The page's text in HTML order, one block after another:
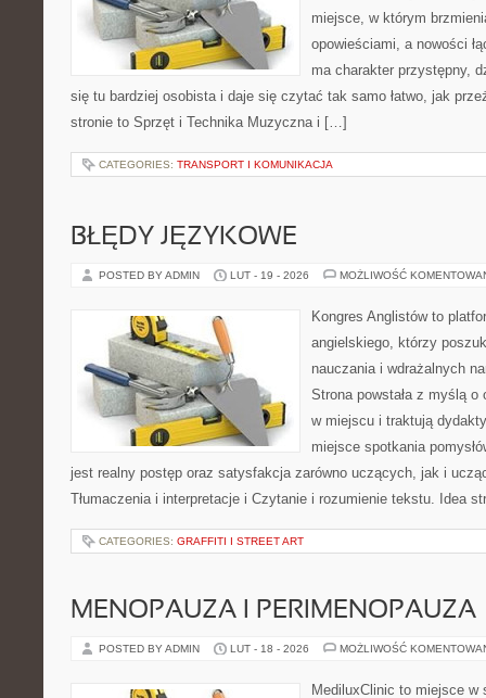
miejsce, w którym
opowieściami, a nowości
ma charakter przystępny,
się tu bardziej osobista i daje się czytać tak samo łatwo, jak
stronie to Sprzęt i Technika Muzyczna i […]
CATEGORIES: TRANSPORT I KOMUNIKACJA
BŁĘDY JĘZYKOWE
POSTED BY ADMIN LUT - 19 - 2026 MOŻLIWOŚĆ
Kongres Anglistów to
angielskiego, którzy
nauczania i wdrażalnych
Strona powstała z myślą
w miejscu i traktują
miejsce spotkania
jest realny postęp oraz satysfakcja zarówno uczących, jak i
Tłumaczenia i interpretacje i Czytanie i rozumienie tekstu. Idea
CATEGORIES: GRAFFITI I STREET ART
MENOPAUZA I PERIMENOPAUZA
POSTED BY ADMIN LUT - 18 - 2026 MOŻLIWOŚĆ
MediluxClinic to miejsce